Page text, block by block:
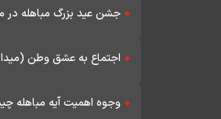
جشن عید بزرگ مباهله در
اجتماع به عشق وطن
وجوه اهمیت آیه مباهله